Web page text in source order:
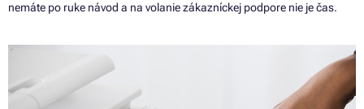
nemáte po ruke návod a na volanie zákazníckej podpore nie je čas.